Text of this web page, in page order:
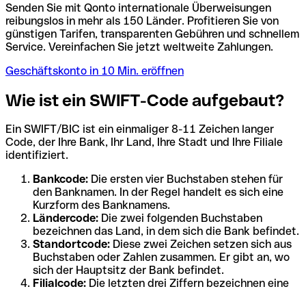
Senden Sie mit Qonto internationale Überweisungen
reibungslos in mehr als 150 Länder. Profitieren Sie von
günstigen Tarifen, transparenten Gebühren und schnellem
Service. Vereinfachen Sie jetzt weltweite Zahlungen.
Geschäftskonto in 10 Min. eröffnen
Wie ist ein SWIFT-Code aufgebaut?
Ein SWIFT/BIC ist ein einmaliger 8-11 Zeichen langer
Code, der Ihre Bank, Ihr Land, Ihre Stadt und Ihre Filiale
identifiziert.
Bankcode: Die ersten vier Buchstaben stehen für
den Banknamen. In der Regel handelt es sich eine
Kurzform des Banknamens.
Ländercode: Die zwei folgenden Buchstaben
bezeichnen das Land, in dem sich die Bank befindet.
Standortcode: Diese zwei Zeichen setzen sich aus
Buchstaben oder Zahlen zusammen. Er gibt an, wo
sich der Hauptsitz der Bank befindet.
Filialcode: Die letzten drei Ziffern bezeichnen eine